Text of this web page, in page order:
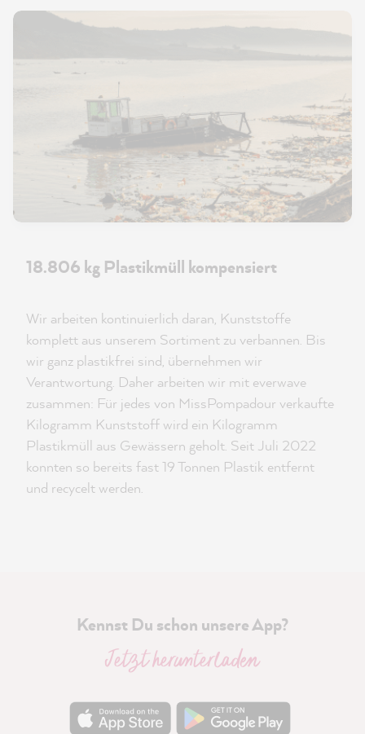
18.806 kg Plastikmüll kompensiert
Wir arbeiten kontinuierlich daran, Kunststoffe
komplett aus unserem Sortiment zu verbannen. Bis
wir ganz plastikfrei sind, übernehmen wir
Verantwortung. Daher arbeiten wir mit everwave
zusammen: Für jedes von MissPompadour verkaufte
Kilogramm Kunststoff wird ein Kilogramm
Plastikmüll aus Gewässern geholt. Seit Juli 2022
konnten so bereits fast 19 Tonnen Plastik entfernt
und recycelt werden.
Kennst Du schon unsere App?
Jetzt herunterladen